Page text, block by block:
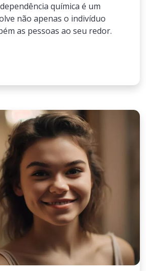
química é um
não apenas o indivíduo
as pessoas ao seu redor.